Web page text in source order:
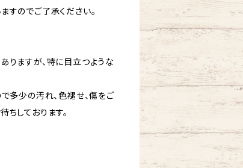
のでご了承ください。
りますが、特に目立つような
多少の汚れ、色褪せ、傷をご
しております。